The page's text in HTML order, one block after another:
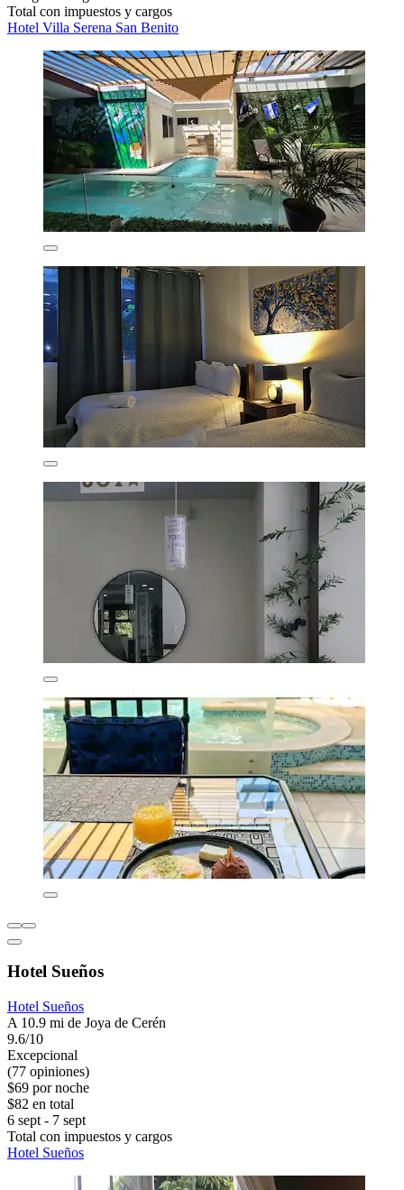
Total con impuestos y cargos
Hotel Villa Serena San Benito
Hotel Sueños
Hotel Sueños
A 10.9 mi de Joya de Cerén
9.6/10
Excepcional
(77 opiniones)
$69 por noche
$82 en total
6 sept - 7 sept
Total con impuestos y cargos
Hotel Sueños